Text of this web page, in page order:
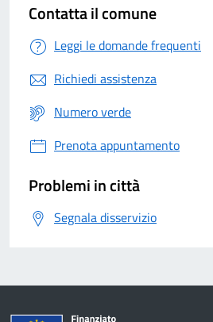
Contatta il comune
Leggi le domande frequenti
Richiedi assistenza
Numero verde
Prenota appuntamento
Problemi in città
Segnala disservizio